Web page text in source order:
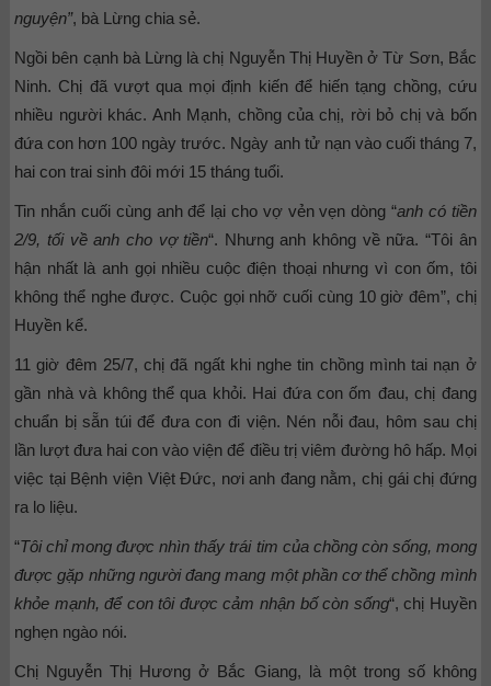
nguyện”, bà Lừng chia sẻ.
Ngồi bên cạnh bà Lừng là chị Nguyễn Thị Huyền ở Từ Sơn, Bắc
Ninh. Chị đã vượt qua mọi định kiến để hiến tạng chồng, cứu
nhiều người khác. Anh Mạnh, chồng của chị, rời bỏ chị và bốn
đứa con hơn 100 ngày trước. Ngày anh tử nạn vào cuối tháng 7,
hai con trai sinh đôi mới 15 tháng tuổi.
Tin nhắn cuối cùng anh để lại cho vợ vẻn vẹn dòng “anh có tiền
2/9, tối về anh cho vợ tiền“. Nhưng anh không về nữa. “Tôi ân
hận nhất là anh gọi nhiều cuộc điện thoại nhưng vì con ốm, tôi
không thể nghe được. Cuộc gọi nhỡ cuối cùng 10 giờ đêm”, chị
Huyền kể.
11 giờ đêm 25/7, chị đã ngất khi nghe tin chồng mình tai nạn ở
gần nhà và không thể qua khỏi. Hai đứa con ốm đau, chị đang
chuẩn bị sẵn túi để đưa con đi viện. Nén nỗi đau, hôm sau chị
lần lượt đưa hai con vào viện để điều trị viêm đường hô hấp. Mọi
việc tại Bệnh viện Việt Đức, nơi anh đang nằm, chị gái chị đứng
ra lo liệu.
“Tôi chỉ mong được nhìn thấy trái tim của chồng còn sống, mong
được gặp những người đang mang một phần cơ thể chồng mình
khỏe mạnh, để con tôi được cảm nhận bố còn sống“, chị Huyền
nghẹn ngào nói.
Chị Nguyễn Thị Hương ở Bắc Giang, là một trong số không